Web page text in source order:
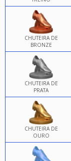
CHUTEIRA DE
BRONZE
CHUTEIRA DE
PRATA
CHUTEIRA DE
OURO